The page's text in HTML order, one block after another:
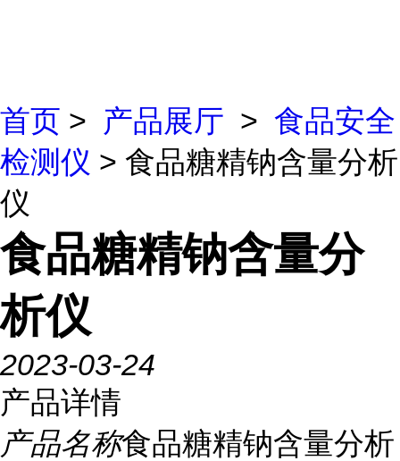
首页 > 产品展厅 > 食品安全
检测仪 > 食品糖精钠含量分析
仪
食品糖精钠含量分
析仪
2023-03-24
产品详情
产品名称食品糖精钠含量分析